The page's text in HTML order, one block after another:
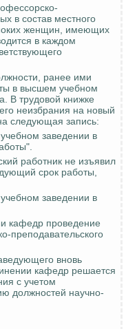
в состав местного
женщин, имеющих
в каждом
ранее ими
в высшем учебном
В трудовой книжке
неизбрания на новый
следующая запись:
заведении в
работник не изъявил
срок работы,
заведении в
кафедр проведение
преподавательского
вновь
кафедр решается
с учетом
должностей научно-